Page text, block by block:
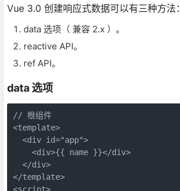
Vue 3.0 创建响应式数据可以有三种方法：
data 选项（ 兼容 2.x ）。
reactive API。
ref API。
data 选项
// 根组件
<template>
  <div id="app">
    <div>{{ name }}</div>
  </div>
</template>
<script>